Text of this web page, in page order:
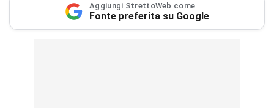
Aggiungi StrettoWeb come
Fonte preferita su Google